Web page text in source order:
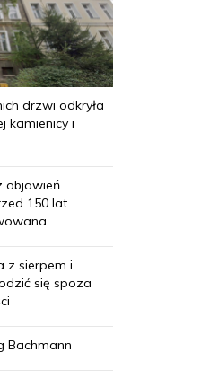
drzwi odkryła
kamienicy i
objawień
150 lat
z sierpem i
się spoza
Bachmann